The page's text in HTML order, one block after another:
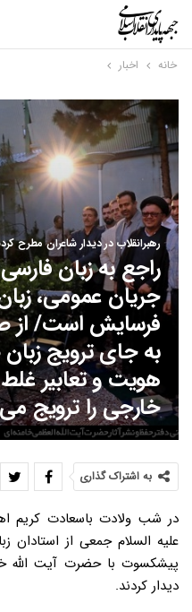
خانه اخبار
رهبرانقلاب در دیدار شاعران مطرح
راجع به زبان
جریان عمومی،
فرسایش است/ از
به جای ترویج
هویت و تعابیر غلط
خارجی را ترویج
به اشتراک گذاری
در شب ولادت باسعادت
علیه السلام جمعی از
پیشکسوت با حضرت آیت الله
دیدار کردند.